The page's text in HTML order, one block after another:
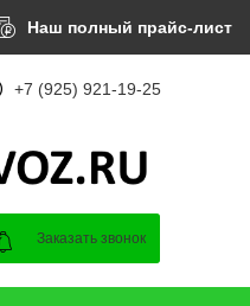
Наш полный прайс-лист
+7 (925) 921-19-25
Заказать звонок